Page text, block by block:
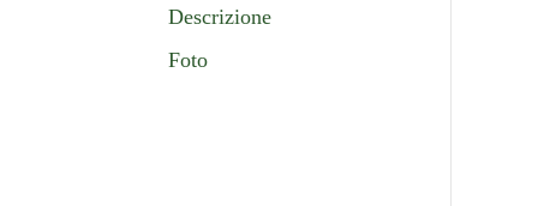
Descrizione
Foto